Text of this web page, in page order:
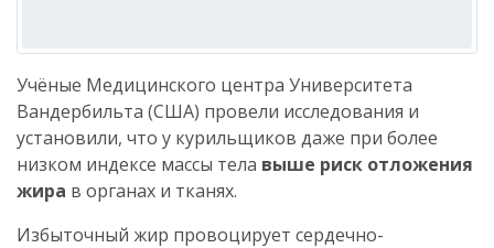
Учёные Медицинского центра Университета
Вандербильта (США) провели исследования и
установили, что у курильщиков даже при более
низком индексе массы тела выше риск отложения
жира в органах и тканях.
Избыточный жир провоцирует сердечно-